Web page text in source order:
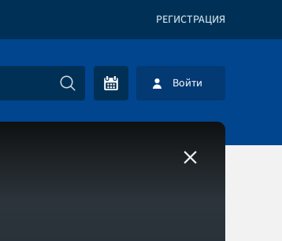
РЕГИСТРАЦИЯ
Войти